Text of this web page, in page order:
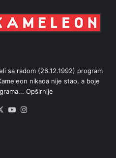
sa radom (26.12.1992) program
nikada nije stao, a boje
Opširnije
X YouTube